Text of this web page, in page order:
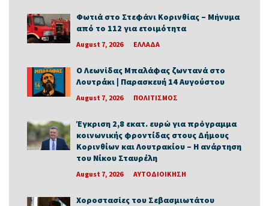
Φωτιά στο Στεφάνι Κορινθίας – Μήνυμα
από το 112 για ετοιμότητα
August 7, 2026 ΕΛΛΑΔΑ
Ο Λεωνίδας Μπαλάφας ζωντανά στο
Λουτράκι | Παρασκευή 14 Αυγούστου
August 7, 2026 ΠΟΛΙΤΙΣΜΟΣ
Έγκριση 2,8 εκατ. ευρώ για πρόγραμμα
κοινωνικής φροντίδας στους Δήμους
Κορινθίων και Λουτρακίου – Η ανάρτηση
του Νίκου Σταυρέλη
August 7, 2026 ΑΥΤΟΔΙΟΙΚΗΣΗ
Χοροστασίες του Σεβασμιωτάτου